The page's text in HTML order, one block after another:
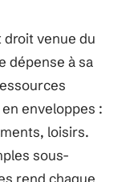
droit venue du
dépense à sa
enveloppes :
loisirs.
sous-
rend chaque